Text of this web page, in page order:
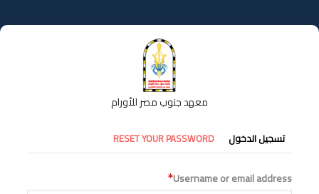
إلى
المحتوى
معهد جنوب مصر للأورام
التبويبات
الأساسية
تسجيل الدخول RESET YOUR PASSWORD
Username or email address